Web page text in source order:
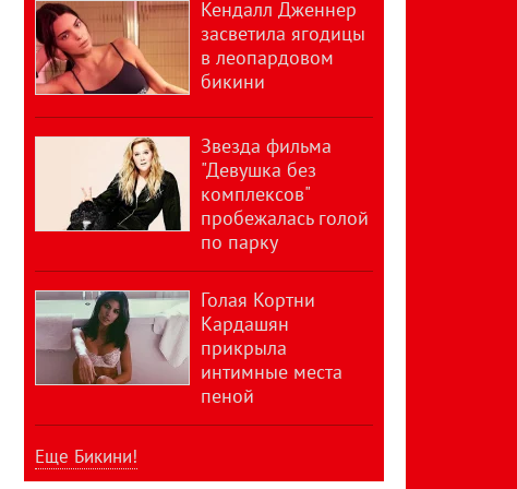
Кендалл Дженнер
засветила ягодицы
в леопардовом
бикини
Звезда фильма
"Девушка без
комплексов"
пробежалась голой
по парку
Голая Кортни
Кардашян
прикрыла
интимные места
пеной
Еще Бикини!